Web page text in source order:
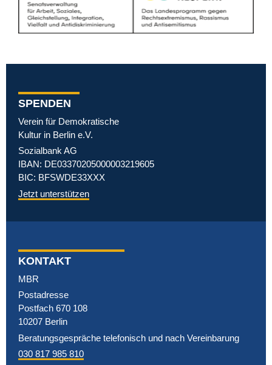
SPENDEN
Verein für Demokratische
Kultur in Berlin e.V.
Sozialbank AG
IBAN: DE03370205000003219605
BIC: BFSWDE33XXX
Jetzt unterstützen
KONTAKT
MBR
Postadresse
Postfach 670 108
10207 Berlin
Beratungsgespräche telefonisch und nach Vereinbarung
030 817 985 810